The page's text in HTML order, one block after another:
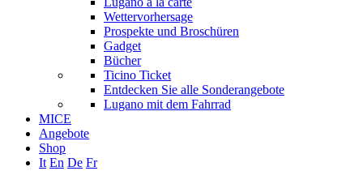
Wettervorhersage
Prospekte und Broschüren
Gadget
Bücher
Ticino Ticket
Entdecken Sie alle Sonderangebote
Lugano mit dem Fahrrad
MICE
Angebote
Shop
It En De Fr